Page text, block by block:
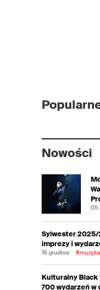
Nowości
05
Sylwester 2025/
imprezy i
16 grudnia #muzyka
Kulturalny Black
700 wydarzeń w